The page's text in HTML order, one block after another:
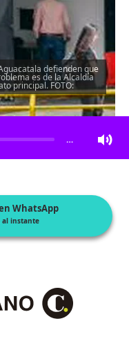
defienden que
es de la Alcaldía
principal. FOTO:
…
WhatsApp
al instante